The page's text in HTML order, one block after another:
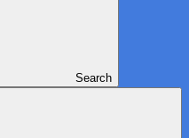
Search